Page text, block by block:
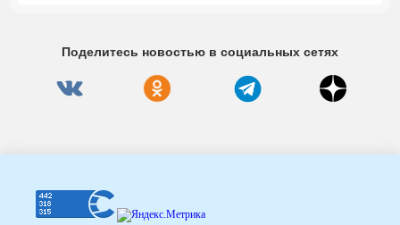
Поделитесь новостью в социальных сетях